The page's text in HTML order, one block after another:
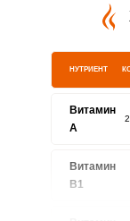
НУТРИЕНТ
Витамин
A
Витамин
В1